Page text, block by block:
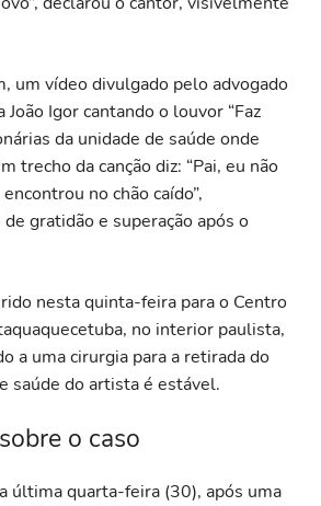
um vídeo divulgado pelo advogado
João Igor cantando o louvor “Faz
da unidade de saúde onde
trecho da canção diz: “Pai, eu não
no chão caído”,
gratidão e superação após o
nesta quinta-feira para o Centro
no interior paulista,
a uma cirurgia para a retirada do
saúde do artista é estável.
o caso
última quarta-feira (30), após uma